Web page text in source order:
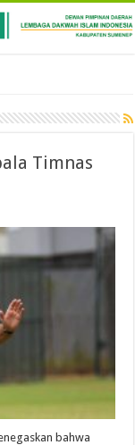
Timnas
bahwa